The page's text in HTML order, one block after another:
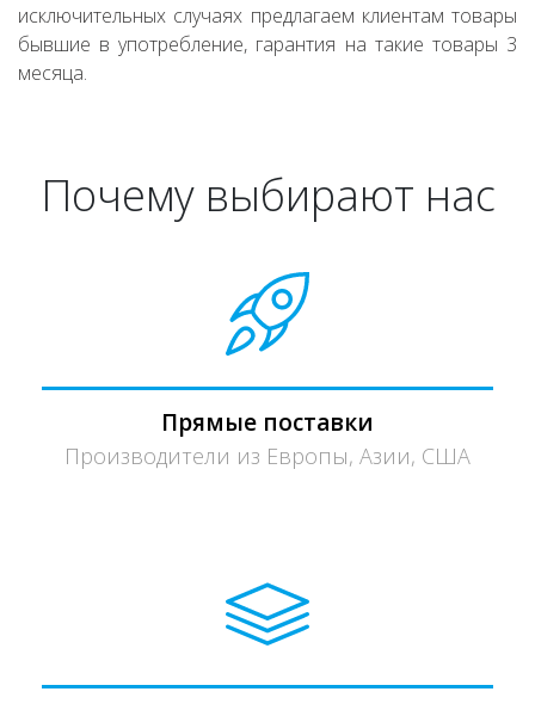
исключительных случаях предлагаем клиентам товары
бывшие в употребление, гарантия на такие товары 3
месяца.
Почему выбирают нас
Прямые поставки
Производители из Европы, Азии, США